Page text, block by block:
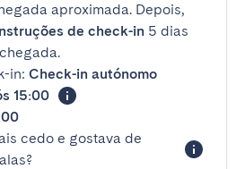
aproximada. Depois,
de check-in 5 dias
in: Check-in autónomo
15:00
cedo e gostava de